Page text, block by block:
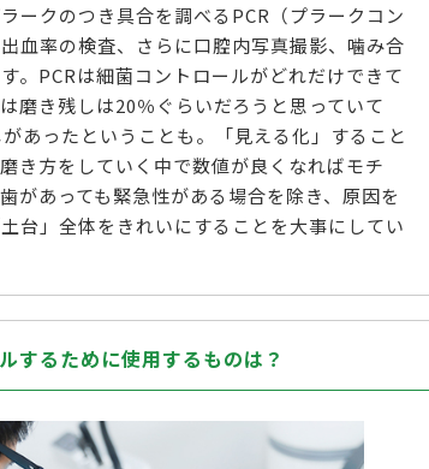
ークのつき具合を調べるPCR（プラークコン
血率の検査、さらに口腔内写真撮影、噛み合
。PCRは細菌コントロールがどれだけできて
磨き残しは20％ぐらいだろうと思っていて
あったということも。「見える化」すること
き方をしていく中で数値が良くなればモチ
があっても緊急性がある場合を除き、原因を
台」全体をきれいにすることを大事にしてい
するために使用するものは？